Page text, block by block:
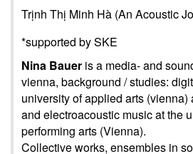
Trịnh Thị Minh Hà (An Acoustic
*supported by SKE
Nina Bauer is a media- and
vienna, background / studies:
university of applied arts (vienna)
and electroacoustic music at the
performing arts (Vienna).
Collective works, ensembles in